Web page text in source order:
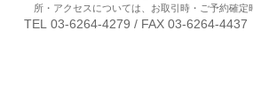
所・アクセスについては、お取引時・ご予約確定
TEL 03-6264-4279 / FAX 03-6264-4437